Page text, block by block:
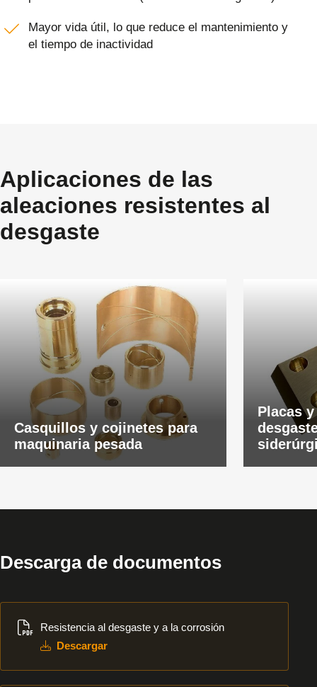
Mayor vida útil, lo que reduce el mantenimiento y
el tiempo de inactividad
Aplicaciones de las
aleaciones resistentes al
desgaste
Casquillos y cojinetes para
maquinaria pesada
Placas
Descarga de documentos
Resistencia al desgaste y a la corrosión
Descargar